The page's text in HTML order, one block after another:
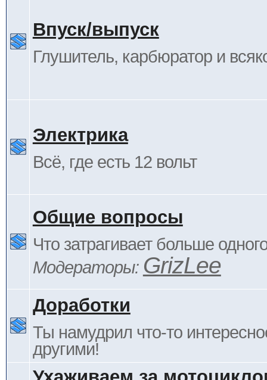
Впуск/выпуск
Глушитель, карбюратор и
Электрика
Всё, где есть 12 вольт
Общие вопросы
Что затрагивает больше
Модераторы: GrizLee
Доработки
Ты намудрил что-то
другими!